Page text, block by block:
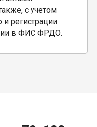
с учетом
регистрации
в ФИС ФРДО.